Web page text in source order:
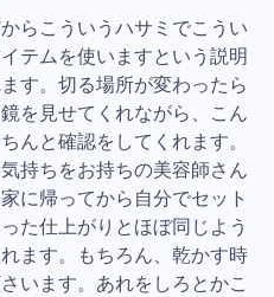
らこういうハサミでこうい
テムを使いますという説明
す。切る場所が変わったら
を見せてくれながら、こん
んと確認をしてくれます。
持ちをお持ちの美容師さん
に帰ってから自分でセット
た仕上がりとほぼ同じよう
ます。もちろん、乾かす時
います。あれをしろとかこ